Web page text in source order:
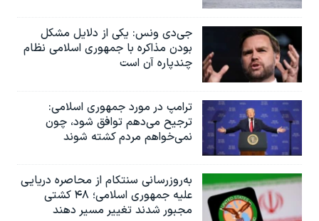
جی‌دی ونس: یکی از دلایل مشکل
بودن مذاکره با جمهوری اسلامی نظام
چندپاره آن است
ترامپ در مورد جمهوری اسلامی:
ترجیح می‌دهم توافق شود، چون
نمی‌خواهم مردم کشته شوند
به‌روزرسانی سنتکام از محاصره دریایی
علیه جمهوری اسلامی؛ ۴۸ کشتی
مجبور شدند تغییر مسیر دهند